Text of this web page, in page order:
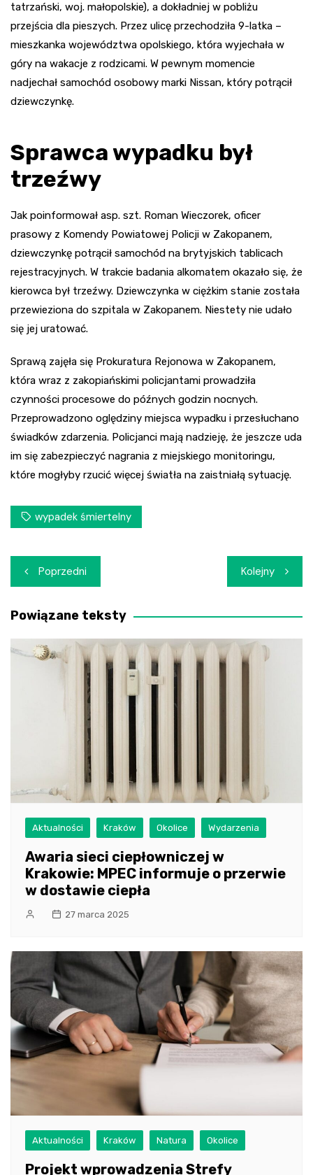
tatrzański, woj. małopolskie), a dokładniej w pobliżu
przejścia dla pieszych. Przez ulicę przechodziła 9-latka –
mieszkanka województwa opolskiego, która wyjechała w
góry na wakacje z rodzicami. W pewnym momencie
nadjechał samochód osobowy marki Nissan, który potrącił
dziewczynkę.
Sprawca wypadku był
trzeźwy
Jak poinformował asp. szt. Roman Wieczorek, oficer
prasowy z Komendy Powiatowej Policji w Zakopanem,
dziewczynkę potrącił samochód na brytyjskich tablicach
rejestracyjnych. W trakcie badania alkomatem okazało się, że
kierowca był trzeźwy. Dziewczynka w ciężkim stanie została
przewieziona do szpitala w Zakopanem. Niestety nie udało
się jej uratować.
Sprawą zajęła się Prokuratura Rejonowa w Zakopanem,
która wraz z zakopiańskimi policjantami prowadziła
czynności procesowe do późnych godzin nocnych.
Przeprowadzono oględziny miejsca wypadku i przesłuchano
świadków zdarzenia. Policjanci mają nadzieję, że jeszcze uda
im się zabezpieczyć nagrania z miejskiego monitoringu,
które mogłyby rzucić więcej światła na zaistniałą sytuację.
wypadek śmiertelny
Nawigacja
wpisu
Poprzedni Kolejny
Powiązane teksty
Aktualności Kraków Okolice Wydarzenia
Awaria sieci ciepłowniczej w
Krakowie: MPEC informuje o przerwie
w dostawie ciepła
27 marca 2025
Aktualności Kraków Natura Okolice
Projekt wprowadzenia Strefy